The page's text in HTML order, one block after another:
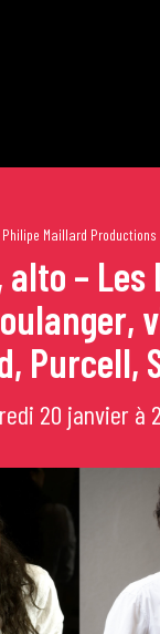
de midi
Philipe Maillard Productions
alto – Les
Purcell,
20 janvier à